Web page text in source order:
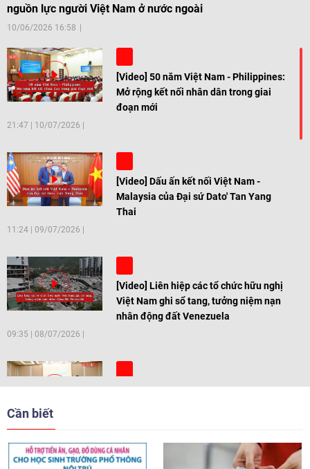
nguồn lực người Việt Nam ở nước ngoài
10/06/2026 16:58
[Video] 50 năm Việt Nam - Philippines:
Mở rộng kết nối nhân dân trong giai
đoạn mới
21:47 10/07/2026
[Video] Dấu ấn kết nối Việt Nam -
Malaysia của Đại sứ Dato' Tan Yang
Thai
11:24 09/07/2026
[Video] Liên hiệp các tổ chức hữu nghị
Việt Nam ghi sổ tang, tưởng niệm nạn
nhân động đất Venezuela
09:35 08/07/2026
[Video] Trẻ em Đông Á cùng kiến tạo
Cần biết